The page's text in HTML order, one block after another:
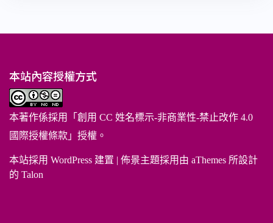
本站內容授權方式
本著作係採用「 創用 CC 姓名標示-非商業性-禁止改作 4.0
國際授權條款 」授權。
本站採用 WordPress 建置 | 佈景主題採用由 aThemes 所設計
的 Talon